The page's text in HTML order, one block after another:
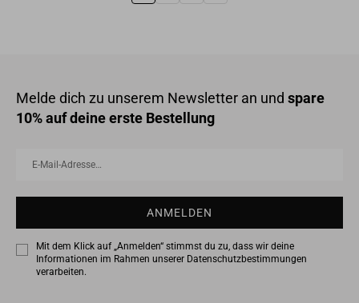
Melde dich zu unserem Newsletter an und spare
10% auf deine erste Bestellung
ANMELDEN
Mit dem Klick auf „Anmelden“ stimmst du zu, dass wir deine
Informationen im Rahmen unserer Datenschutzbestimmungen
verarbeiten.